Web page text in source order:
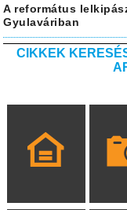
A református
Gyulaváriban
CIKKEK